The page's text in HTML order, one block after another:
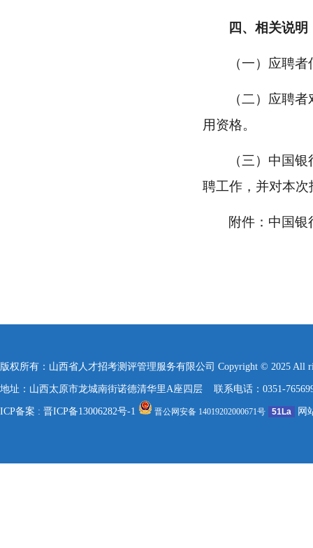
四、相关说明
（一）应聘
（二）应聘
用资格。
（三）中国
聘工作，并对本
附件：中国银
版权所有：山西省人才招考测评管理服务有限公司 Copyright © 2025 All
地址：山西太原市龙城南街诺德清华里A座四层 联系电话：0351-
ICP备案 : 晋ICP备13006282号-1 晋公网安备 14019202000671号 51La 网